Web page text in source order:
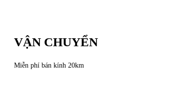
VẬN CHUYỂN
Miễn phí bán kính 20km